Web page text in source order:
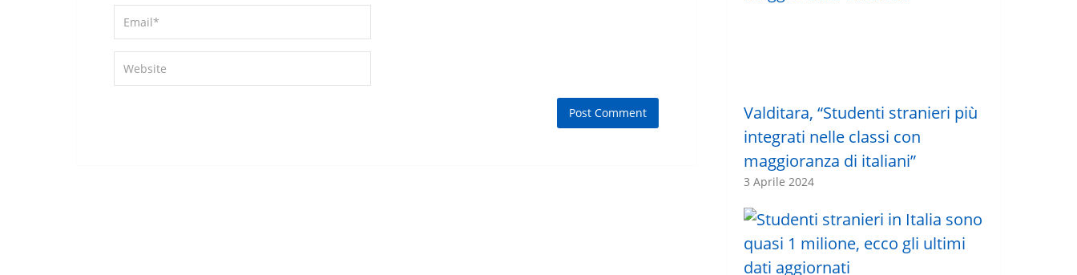
Valditara, “Studenti stranieri più
integrati nelle classi con
maggioranza di italiani”
3 Aprile 2024